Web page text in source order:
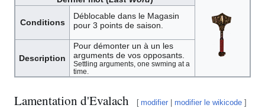
Conditions
Déblocable dans le Magasin
pour 3 points de saison.
Description
Pour démonter un à un les
arguments de vos opposants.
Settling arguments, one swming at a
time.
Lamentation d'Evalach [ modifier |modifier le wikicode ]